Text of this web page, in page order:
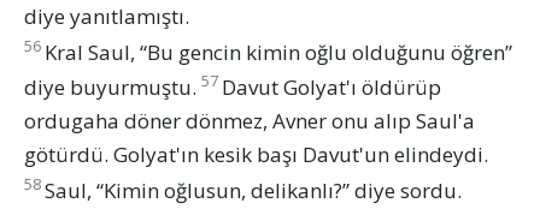
diye yanıtlamıştı.
56 Kral Saul, “Bu gencin kimin oğlu olduğunu öğren”
diye buyurmuştu. 57 Davut Golyat'ı öldürüp
ordugaha döner dönmez, Avner onu alıp Saul'a
götürdü. Golyat'ın kesik başı Davut'un elindeydi.
58Saul, “Kimin oğlusun, delikanlı?” diye sordu.